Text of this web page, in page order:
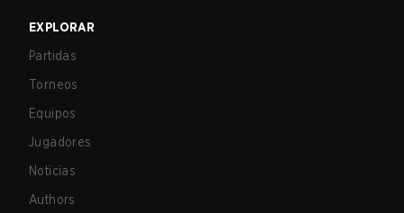
EXPLORAR
Partidas
Torneos
Equipos
Jugadores
Noticias
Authors